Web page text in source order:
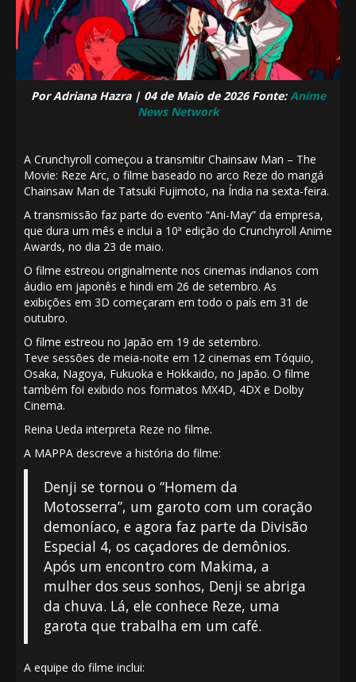
Por Adriana Hazra | 04 de Maio de 2026 Fonte: Anime
News Network
A Crunchyroll começou a transmitir Chainsaw Man – The
Movie: Reze Arc, o filme baseado no arco Reze do mangá
Chainsaw Man de Tatsuki Fujimoto, na Índia na sexta-feira.
A transmissão faz parte do evento “Ani-May” da empresa,
que dura um mês e inclui a 10ª edição do Crunchyroll Anime
Awards, no dia 23 de maio.
O filme estreou originalmente nos cinemas indianos com
áudio em japonês e hindi em 26 de setembro. As
exibições em 3D começaram em todo o país em 31 de
outubro.
O filme estreou no Japão em 19 de setembro.
Teve sessões de meia-noite em 12 cinemas em Tóquio,
Osaka, Nagoya, Fukuoka e Hokkaido, no Japão. O filme
também foi exibido nos formatos MX4D, 4DX e Dolby
Cinema.
Reina Ueda interpreta Reze no filme.
A MAPPA descreve a história do filme:
Denji se tornou o “Homem da
Motosserra”, um garoto com um coração
demoníaco, e agora faz parte da Divisão
Especial 4, os caçadores de demônios.
Após um encontro com Makima, a
mulher dos seus sonhos, Denji se abriga
da chuva. Lá, ele conhece Reze, uma
garota que trabalha em um café.
A equipe do filme inclui: